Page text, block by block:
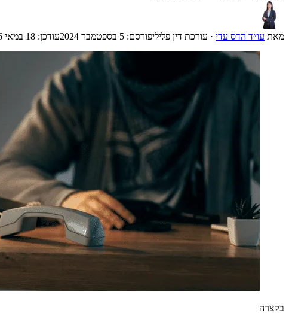
מאת עו״ד הדס עדי · עורכת דין פליליפורסם: 5 בספטמבר 2024 עודכן: 18 במאי 2026
בקצרה